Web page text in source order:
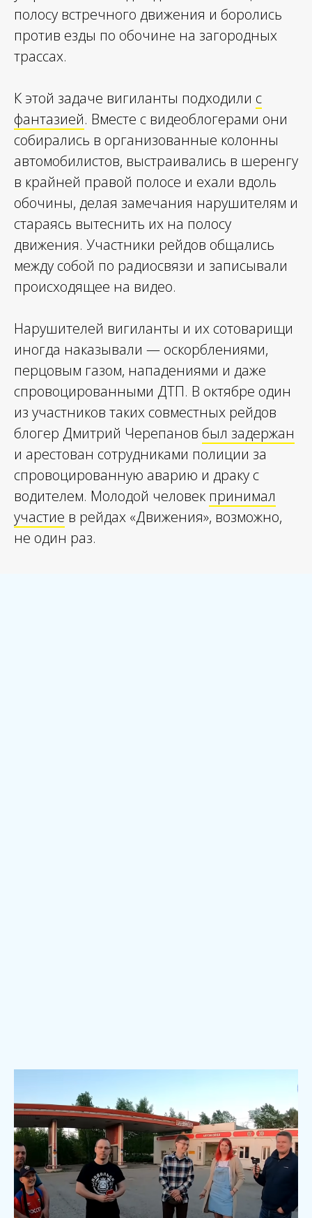
полосу встречного движения и боролись
против езды по обочине на загородных
трассах.
К этой задаче вигиланты подходили с
фантазией. Вместе с видеоблогерами они
собирались в организованные колонны
автомобилистов, выстраивались в шеренгу
в крайней правой полосе и ехали вдоль
обочины, делая замечания нарушителям и
стараясь вытеснить их на полосу
движения. Участники рейдов общались
между собой по радиосвязи и записывали
происходящее на видео.
Нарушителей вигиланты и их сотоварищи
иногда наказывали — оскорблениями,
перцовым газом, нападениями и даже
спровоцированными ДТП. В октябре один
из участников таких совместных рейдов
блогер Дмитрий Черепанов был задержан
и арестован сотрудниками полиции за
спровоцированную аварию и драку с
водителем. Молодой человек принимал
участие в рейдах «Движения», возможно,
не один раз.